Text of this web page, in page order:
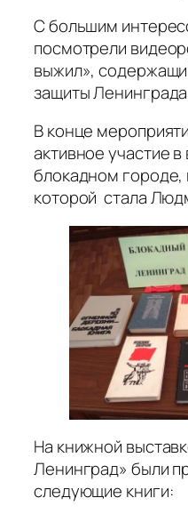
С большим
посмотрели
выжил»,
защиты
В конце
активное участие
блокадном
которой стала
На книжной
Ленинград» были
следующие книги: